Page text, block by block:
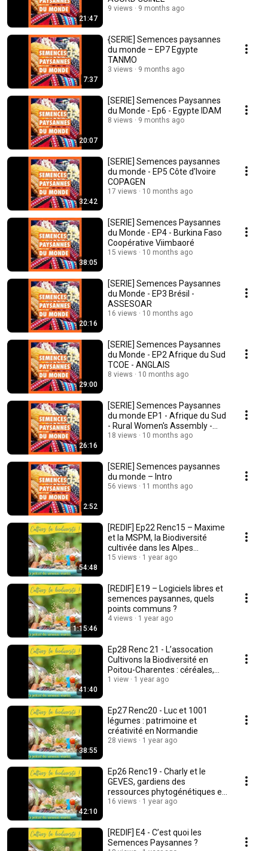
21:47
9 views 9 months ago
7:37
{SERIE] Semences paysannes
du monde – EP7 Egypte
TANMO
3 views 9 months ago
20:07
[SERIE] Semences Paysannes
du Monde - Ep6 - Egypte IDAM
8 views 9 months ago
32:42
[SERIE] Semences paysannes
du monde - EP5 Côte d'Ivoire
COPAGEN
17 views 10 months ago
38:05
[SERIE] Semences Paysannes
du Monde - EP4 - Burkina Faso
Coopérative Viimbaoré
15 views 10 months ago
20:16
[SERIE] Semences Paysannes
du Monde - EP3 Brésil -
ASSESOAR
16 views 10 months ago
29:00
[SERIE] Semences Paysannes
du Monde - EP2 Afrique du Sud
TCOE - ANGLAIS
8 views 10 months ago
26:16
[SERIE] Semences Paysannes
du monde EP1 - Afrique du Sud
- Rural Women's Assembly -
ANGLAIS
18 views 10 months ago
2:52
[SERIE] Semences paysannes
du monde – Intro
56 views 11 months ago
54:48
[REDIF] Ep22 Renc15 – Maxime
et la MSPM, la Biodiversité
cultivée dans les Alpes
Maritimes
15 views 1 year ago
1:15:46
[REDIF] E19 – Logiciels libres et
semences paysannes, quels
points communs ?
4 views 1 year ago
41:40
Ep28 Renc 21 - L’assocation
Cultivons la Biodiversité en
Poitou-Charentes : céréales,
légumes et ...
1 view 1 year ago
38:55
Ep27 Renc20 - Luc et 1001
légumes : patrimoine et
créativité en Normandie
28 views 1 year ago
42:10
Ep26 Renc19 - Charly et le
GEVES, gardiens des
ressources phytogénétiques en
France
16 views 1 year ago
[REDIF] E4 - C’est quoi les
Semences Paysannes ?